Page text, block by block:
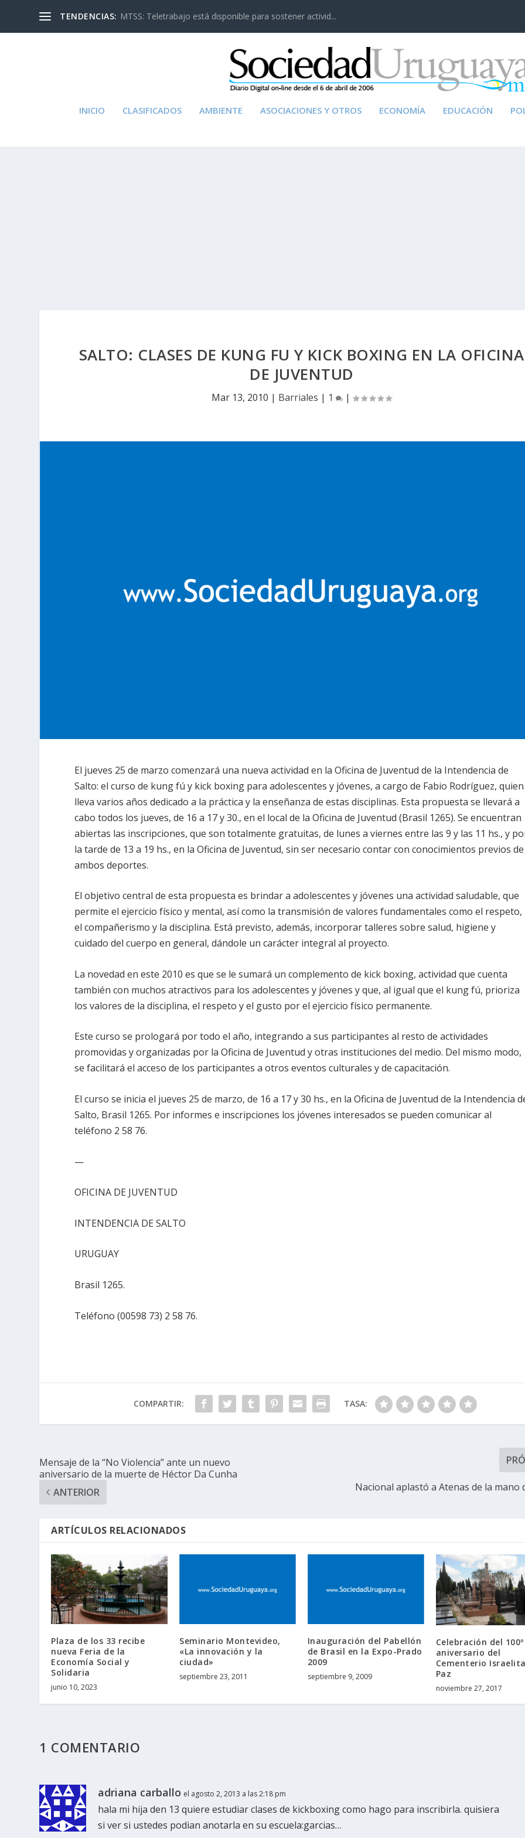
TENDENCIAS: MTSS: Teletrabajo está disponible para sostener activid...
INICIO CLASIFICADOS AMBIENTE ASOCIACIONES Y OTROS ECONOMÍA EDUCACIÓN
SALTO: CLASES DE KUNG FU Y KICK BOXING EN LA OFICINA
DE JUVENTUD
Mar 13, 2010 | Barriales | 1 |
El jueves 25 de marzo comenzará una nueva actividad en la Oficina de Juventud de la Intendencia de
Salto: el curso de kung fú y kick boxing para adolescentes y jóvenes, a cargo de Fabio Rodríguez, quien
lleva varios años dedicado a la práctica y la enseñanza de estas disciplinas. Esta propuesta se llevará a
cabo todos los jueves, de 16 a 17 y 30., en el local de la Oficina de Juventud (Brasil 1265). Se encuentran
abiertas las inscripciones, que son totalmente gratuitas, de lunes a viernes entre las 9 y las 11 hs., y
la tarde de 13 a 19 hs., en la Oficina de Juventud, sin ser necesario contar con conocimientos previos de
ambos deportes.
El objetivo central de esta propuesta es brindar a adolescentes y jóvenes una actividad saludable, que
permite el ejercicio físico y mental, así como la transmisión de valores fundamentales como el respeto,
el compañerismo y la disciplina. Está previsto, además, incorporar talleres sobre salud, higiene y
cuidado del cuerpo en general, dándole un carácter integral al proyecto.
La novedad en este 2010 es que se le sumará un complemento de kick boxing, actividad que cuenta
también con muchos atractivos para los adolescentes y jóvenes y que, al igual que el kung fú, prioriza
los valores de la disciplina, el respeto y el gusto por el ejercicio físico permanente.
Este curso se prologará por todo el año, integrando a sus participantes al resto de actividades
promovidas y organizadas por la Oficina de Juventud y otras instituciones del medio. Del mismo modo,
se facilitará el acceso de los participantes a otros eventos culturales y de capacitación.
El curso se inicia el jueves 25 de marzo, de 16 a 17 y 30 hs., en la Oficina de Juventud de la Intendencia
Salto, Brasil 1265. Por informes e inscripciones los jóvenes interesados se pueden comunicar al
teléfono 2 58 76.
—
OFICINA DE JUVENTUD
INTENDENCIA DE SALTO
URUGUAY
Brasil 1265.
Teléfono (00598 73) 2 58 76.
COMPARTIR: TASA:
Mensaje de la “No Violencia” ante un nuevo
aniversario de la muerte de Héctor Da Cunha
ANTERIOR
Nacional aplastó a Atenas de la mano
ARTÍCULOS RELACIONADOS
Plaza de los 33 recibe
nueva Feria de la
Economía Social y
Solidaria
junio 10, 2023
Seminario Montevideo,
«La innovación y la
ciudad»
septiembre 23, 2011
Inauguración del Pabellón
de Brasil en la Expo-Prado
2009
septiembre 9, 2009
Celebración del 100º
aniversario del
Cementerio
Paz
noviembre 27, 2017
1 COMENTARIO
adriana carballo el agosto 2, 2013 a las 2:18 pm
hala mi hija den 13 quiere estudiar clases de kickboxing como hago para inscribirla. quisiera
si ver si ustedes podian anotarla en su escuela:garcias…